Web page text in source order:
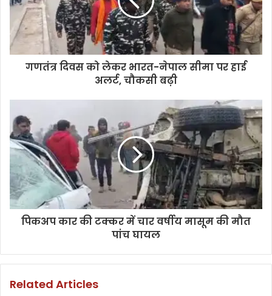
गणतंत्र दिवस को लेकर भारत-नेपाल सीमा पर हाई
अलर्ट, चौकसी बढ़ी
पिकअप कार की टक्कर में चार वर्षीय मासूम की मौत
पांच घायल
Related Articles